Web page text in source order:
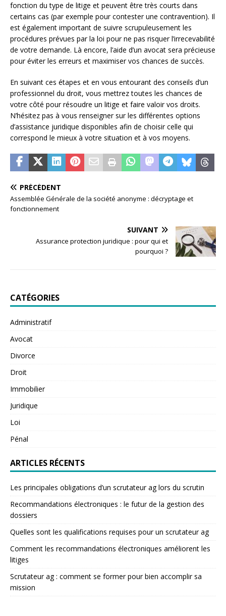
fonction du type de litige et peuvent être très courts dans
certains cas (par exemple pour contester une contravention). Il
est également important de suivre scrupuleusement les
procédures prévues par la loi pour ne pas risquer l’irrecevabilité
de votre demande. Là encore, l’aide d’un avocat sera précieuse
pour éviter les erreurs et maximiser vos chances de succès.
En suivant ces étapes et en vous entourant des conseils d’un
professionnel du droit, vous mettrez toutes les chances de
votre côté pour résoudre un litige et faire valoir vos droits.
N’hésitez pas à vous renseigner sur les différentes options
d’assistance juridique disponibles afin de choisir celle qui
correspond le mieux à votre situation et à vos moyens.
PRÉCÉDENT
Assemblée Générale de la société anonyme : décryptage et
fonctionnement
SUIVANT
Assurance protection juridique : pour qui et
pourquoi ?
CATÉGORIES
Administratif
Avocat
Divorce
Droit
Immobilier
Juridique
Loi
Pénal
ARTICLES RÉCENTS
Les principales obligations d’un scrutateur ag lors du scrutin
Recommandations électroniques : le futur de la gestion des
dossiers
Quelles sont les qualifications requises pour un scrutateur ag
Comment les recommandations électroniques améliorent les
litiges
Scrutateur ag : comment se former pour bien accomplir sa
mission